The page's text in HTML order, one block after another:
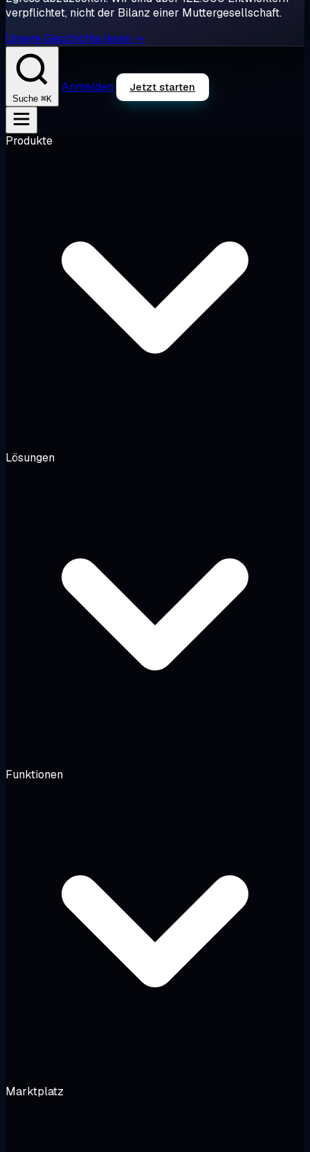
verpflichtet, nicht der Bilanz einer Muttergesellschaft.
Unsere Geschichte lesen →
Suche ⌘K
Anmelden Jetzt starten
Produkte
Lösungen
Funktionen
Marktplatz